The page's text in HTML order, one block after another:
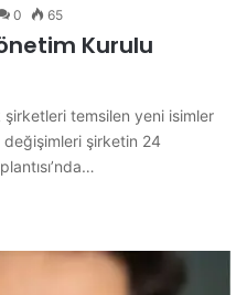
0 65
Kurulu
şirketleri temsilen yeni isimler
değişimleri şirketin 24